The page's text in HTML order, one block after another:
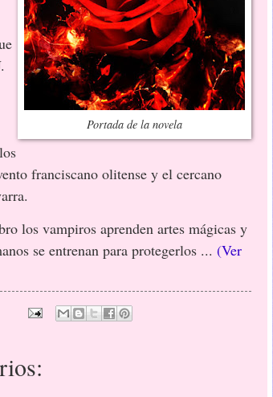
Portada de la novela
franciscano olitense y el cercano
vampiros aprenden artes mágicas y
se entrenan para protegerlos ... (Ver